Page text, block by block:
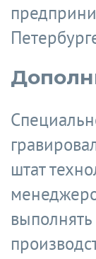
штат